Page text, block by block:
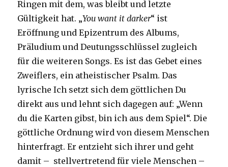
Ringen mit dem, was bleibt und letzte
Gültigkeit hat. „You want it darker“ ist
Eröffnung und Epizentrum des Albums,
Präludium und Deutungsschlüssel zugleich
für die weiteren Songs. Es ist das Gebet eines
Zweiflers, ein atheistischer Psalm. Das
lyrische Ich setzt sich dem göttlichen Du
direkt aus und lehnt sich dagegen auf: „Wenn
du die Karten gibst, bin ich aus dem Spiel“. Die
göttliche Ordnung wird von diesem Menschen
hinterfragt. Er entzieht sich ihrer und geht
damit – stellvertretend für viele Menschen –